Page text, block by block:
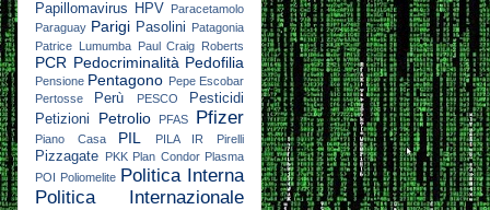
Papillomavirus HPV
Paracetamolo
Paraguay Parigi Pasolini Patagonia
Patrice Lumumba
Paul Craig Roberts
PCR Pedocriminalità Pedofilia
Pensione Pentagono Pepe Escobar
Pertosse
Perù PESCO
Pesticidi
Petizioni
Petrolio PFAS Pfizer
Piano Casa PIL PILA IR Pirelli
Pizzagate PKK Plan Condor Plasma
POI Poliomelite Politica Interna
Politica Internazionale